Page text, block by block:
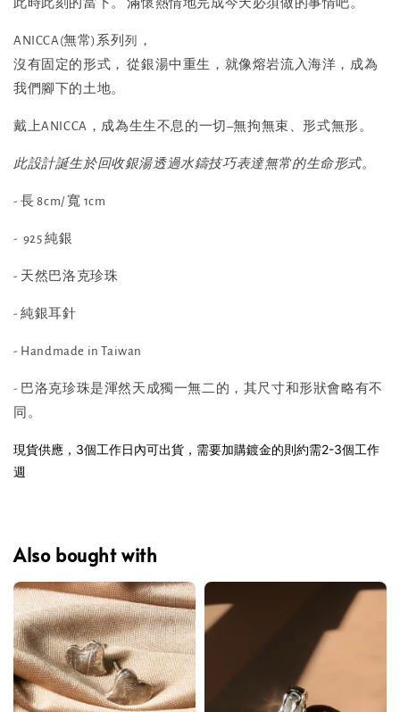
此時此刻的當下。 滿懷熱情地完成今天必須做的事情吧。
ANICCA(無常)系列列，
沒有固定的形式， 從銀湯中重⽣，就像熔岩流入海洋，成為
我們腳下的土地。
戴上ANICCA，成為⽣生不息的一切–無拘無束、形式無形。
此設計誕生於回收銀湯透過水鑄技巧表達無常的生命形式。
- 長 8cm/ 寬 1cm
- 925 純銀
- 天然巴洛克珍珠
- 純銀耳針
- Handmade in Taiwan
- 巴洛克珍珠是渾然天成獨一無二的，其尺寸和形狀會略有不
同。
現貨供應，3個工作日內可出貨，需要加購鍍金的則約需2-3個工作
週
Also bought with